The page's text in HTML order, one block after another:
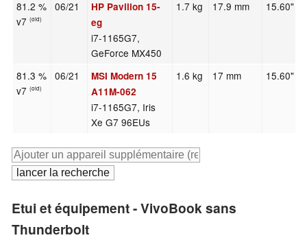
81.2 %
v7(old)
06/21
HP Pavilion 15-
eg
i7-1165G7,
GeForce MX450
1.7 kg 17.9 mm 15.60"
81.3 %
v7(old)
06/21
MSI Modern 15
A11M-062
i7-1165G7, Iris
Xe G7 96EUs
1.6 kg 17 mm 15.60"
Etui et équipement - VivoBook sans
Thunderbolt